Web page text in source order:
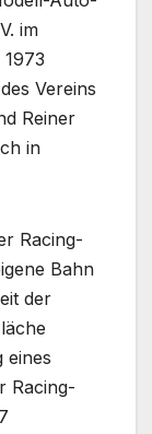
im
Vereins
Reiner
in
Racing-
Bahn
der
eines
Racing-